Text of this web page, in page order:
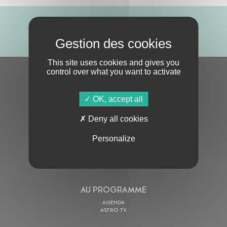
S'ABONNER À LA NEWSLETTER
AU PROGRAMME
AGENDA
ASTRO TV
This site uses cookies and gives you
control over what you want to activate
OK, accept all
Deny all cookies
Personalize